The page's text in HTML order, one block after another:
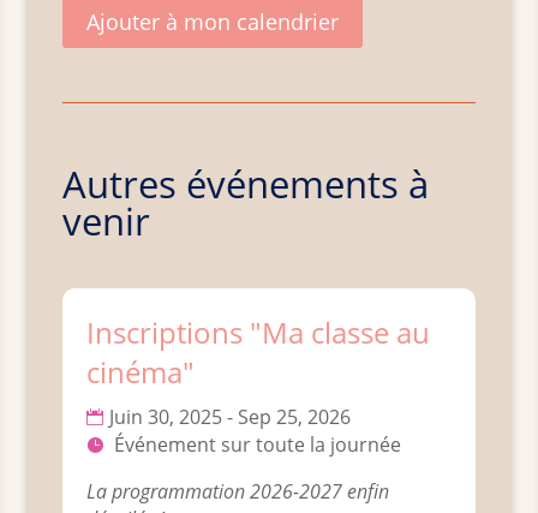
Ajouter à mon calendrier
Autres événements à
venir
Inscriptions "Ma classe au
cinéma"
Juin 30, 2025 - Sep 25, 2026
Événement sur toute la journée
La programmation 2026-2027 enfin